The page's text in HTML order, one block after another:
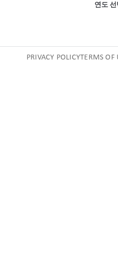
연도 선
PRIVACY POLICYTERMS